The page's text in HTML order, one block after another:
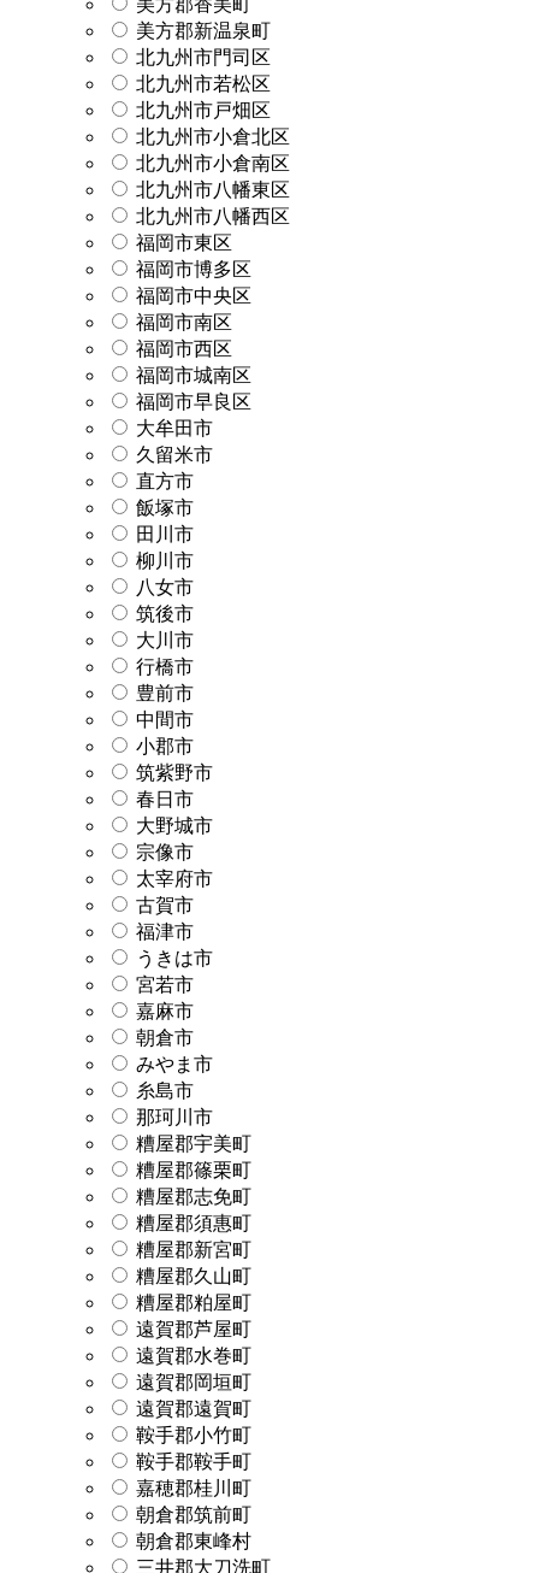
美方郡新温泉町
北九州市門司区
北九州市若松区
北九州市戸畑区
北九州市小倉北区
北九州市小倉南区
北九州市八幡東区
北九州市八幡西区
福岡市東区
福岡市博多区
福岡市中央区
福岡市南区
福岡市西区
福岡市城南区
福岡市早良区
大牟田市
久留米市
直方市
飯塚市
田川市
柳川市
八女市
筑後市
大川市
行橋市
豊前市
中間市
小郡市
筑紫野市
春日市
大野城市
宗像市
太宰府市
古賀市
福津市
うきは市
宮若市
嘉麻市
朝倉市
みやま市
糸島市
那珂川市
糟屋郡宇美町
糟屋郡篠栗町
糟屋郡志免町
糟屋郡須惠町
糟屋郡新宮町
糟屋郡久山町
糟屋郡粕屋町
遠賀郡芦屋町
遠賀郡水巻町
遠賀郡岡垣町
遠賀郡遠賀町
鞍手郡小竹町
鞍手郡鞍手町
嘉穂郡桂川町
朝倉郡筑前町
朝倉郡東峰村
三井郡大刀洗町